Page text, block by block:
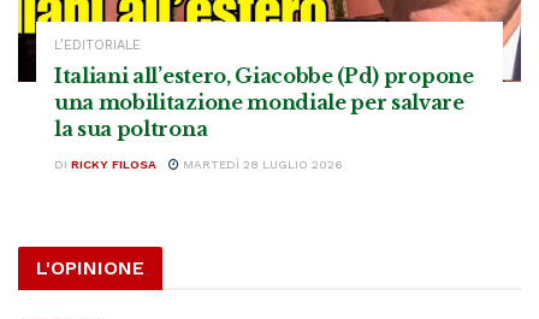
L’EDITORIALE
Italiani all’estero, Giacobbe (Pd) propone
una mobilitazione mondiale per salvare
la sua poltrona
DI RICKY FILOSA MARTEDÌ 28 LUGLIO 2026
L'OPINIONE